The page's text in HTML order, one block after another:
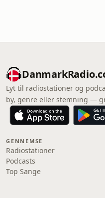
Lyt til radiostationer og
by, genre eller stemning —
GENNEMSE
Radiostationer
Podcasts
Top Sange